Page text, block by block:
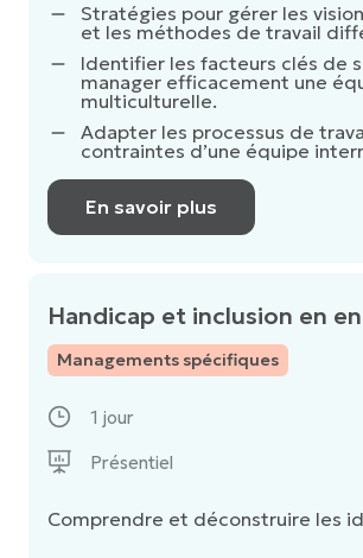
Stratégies pour gérer les
et les méthodes de travail
Identifier les facteurs clés de
manager efficacement une
multiculturelle.
Adapter les processus de
contraintes d’une équipe
En savoir plus
Handicap et inclusion en
Managements spécifiques
Comprendre et déconstruire les
1 jour
Présentiel